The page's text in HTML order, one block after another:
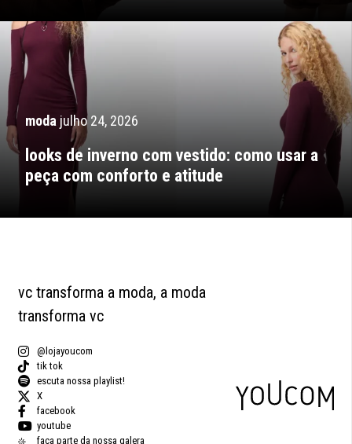
moda julho 24, 2026
looks de inverno com vestido: como usar a
peça com conforto e atitude
vc transforma a moda, a moda
transforma vc
@lojayoucom
tik tok
escuta nossa playlist!
X
facebook
youtube
faça parte da nossa galera